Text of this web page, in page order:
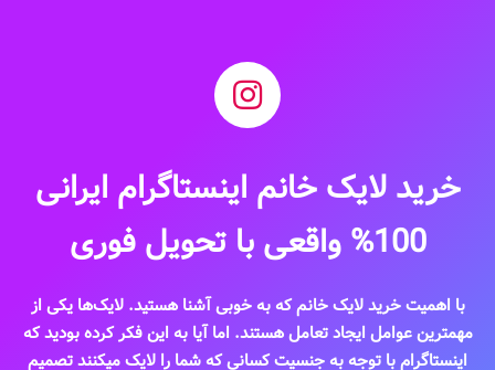
خرید لایک خانم اینستاگرام ایرانی
100% واقعی با تحویل فوری
با اهمیت خرید لایک خانم که به خوبی آشنا هستید. لایک‌ها یکی از
مهم‎ترین عوامل ایجاد تعامل هستند. اما آیا به این فکر کرده‎ بودید که
اینستاگرام با توجه به جنسیت کسانی که شما را لایک میکنند تصمیم